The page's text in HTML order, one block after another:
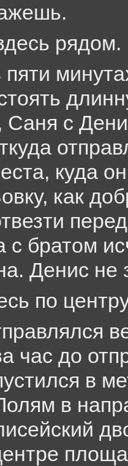
рядом.
Саня с
куда
как
с братом
Денис не
по
час до
в
в